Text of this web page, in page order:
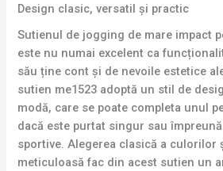
Design clasic, versatil și practic
Sutienul de jogging de mare impact
este nu numai excelent ca
său ține cont și de nevoile estetice
sutien me1523 adoptă un stil de
modă, care se poate completa unul
dacă este purtat singur sau
sportive. Alegerea clasică a culorilor
meticuloasă fac din acest sutien un